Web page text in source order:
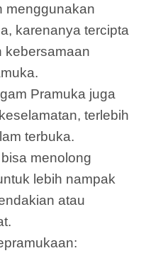
menggunakan
karenanya tercipta
kebersamaan
Pramuka juga
terlebih
terbuka.
menolong
lebih nampak
atau